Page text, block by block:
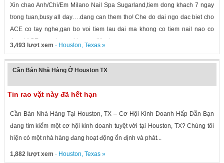
Xin chao Anh/Chi/Em Milano Nail Spa Sugarland,tiem dong khach 7 ngay
trong tuan,busy all day….dang can them tho! Che do dai ngo dac biet cho
ACE co tay nghe,gan bo voi tiem lau dai ma khong co tiem nail nao co
duoc! ACE quan tam vui long call/text...
3,493 lượt xem · Houston, Texas»
Cần Bán Nhà Hàng Ở Houston TX
Tin rao vặt này đã hết hạn
Cần Bán Nhà Hàng Tại Houston, TX – Cơ Hội Kinh Doanh Hấp Dẫn Bạn
đang tìm kiếm một cơ hội kinh doanh tuyệt vời tại Houston, TX? Chúng tôi
hiện có một nhà hàng đang hoạt động ổn định và phát...
1,882 lượt xem · Houston, Texas»